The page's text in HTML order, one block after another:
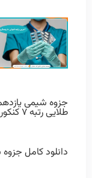
جزوه شیمی
طلایی رتبه ۷ کنکور
دانلود کامل